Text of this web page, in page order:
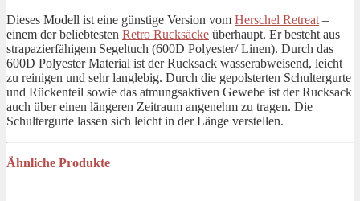
Dieses Modell ist eine günstige Version vom Herschel Retreat –
einem der beliebtesten Retro Rucksäcke überhaupt. Er besteht aus
strapazierfähigem Segeltuch (600D Polyester/ Linen). Durch das
600D Polyester Material ist der Rucksack wasserabweisend, leicht
zu reinigen und sehr langlebig. Durch die gepolsterten Schultergurte
und Rückenteil sowie das atmungsaktiven Gewebe ist der Rucksack
auch über einen längeren Zeitraum angenehm zu tragen. Die
Schultergurte lassen sich leicht in der Länge verstellen.
Ähnliche Produkte